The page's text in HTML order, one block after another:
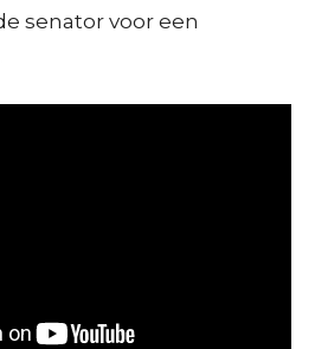
senator voor een